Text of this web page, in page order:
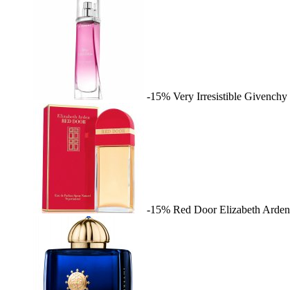
-15% Very Irresistible Givenchy
-15% Red Door Elizabeth Arden